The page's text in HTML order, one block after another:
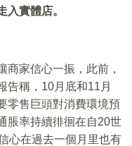
入實體店。
商家信心一振，此前，
告稱，10月底和11月
零售巨頭對消費環境預
脹率持續徘徊在自20世
心在過去一個月里也有